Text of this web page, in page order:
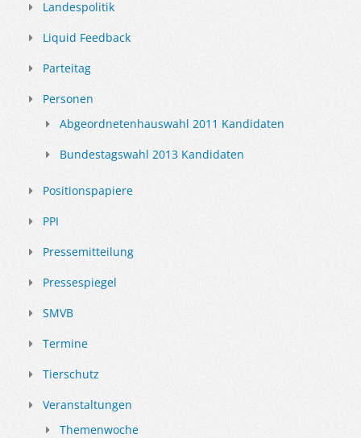
Landespolitik
Liquid Feedback
Parteitag
Personen
Abgeordnetenhauswahl 2011 Kandidaten
Bundestagswahl 2013 Kandidaten
Positionspapiere
PPI
Pressemitteilung
Pressespiegel
SMVB
Termine
Tierschutz
Veranstaltungen
Themenwoche